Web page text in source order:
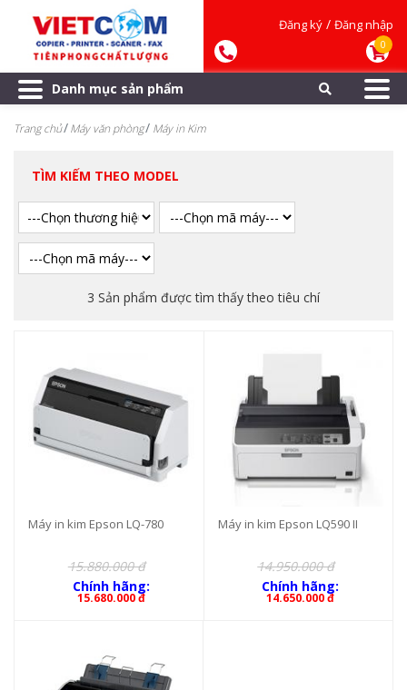
Đăng ký / Đăng nhập
0
Danh mục sản phẩm
Trang chủ Máy văn phòng Máy in Kim
TÌM KIẾM THEO MODEL
3 Sản phẩm được tìm thấy theo tiêu chí
Máy in kim Epson LQ-780
15.880.000 đ
Chính hãng:
15.680.000 đ
Máy in kim Epson LQ590 II
14.950.000 đ
Chính hãng:
14.650.000 đ